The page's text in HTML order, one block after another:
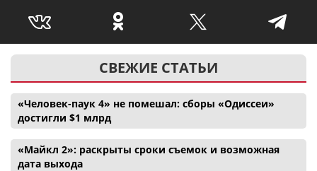
СВЕЖИЕ СТАТЬИ
«Человек-паук 4» не помешал: сборы «Одиссеи»
достигли $1 млрд
«Майкл 2»: раскрыты сроки съемок и возможная
дата выхода